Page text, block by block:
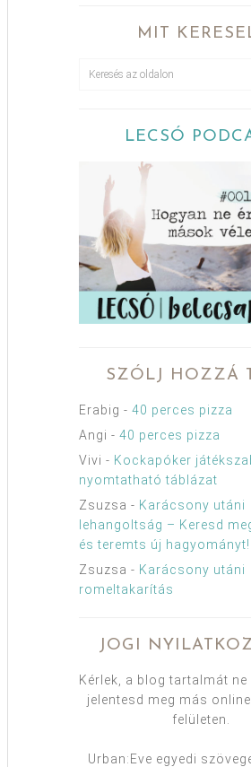
MIT
LECSÓ
SZÓLJ HOZZÁ
Erabig - 40 perces pizza
Angi - 40 perces pizza
Vivi - Kockapóker
nyomtatható táblázat
Zsuzsa - Karácsony utáni
lehangoltság – Keresd
és teremts új hagyományt!
Zsuzsa - Karácsony utáni
romeltakarítás
JOGI
Kérlek, a blog tartalmát
jelentesd meg más
felületen.
Urban:Eve egyedi